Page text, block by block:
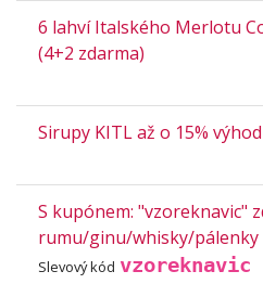
6 lahví Italského Merlotu
(4+2 zdarma)
Sirupy KITL až o 15%
S kupónem: "vzoreknavic"
rumu/ginu/whisky/pálenky
Slevový kód vzoreknavic